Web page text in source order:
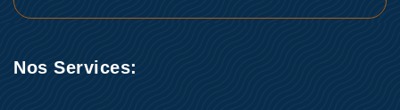
Nos Services: